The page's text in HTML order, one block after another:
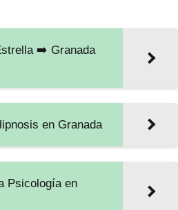
➡️ Granada
en Granada
Psicología en